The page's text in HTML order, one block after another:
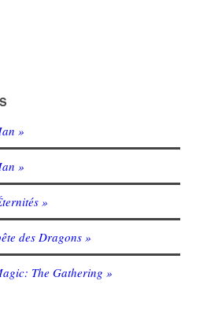
»
»
»
des Dragons »
The Gathering »